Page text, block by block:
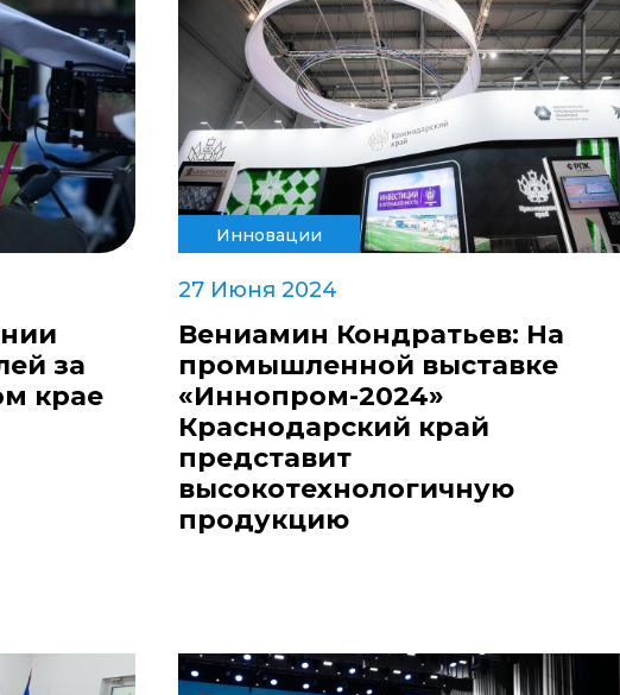
за
крае
Инновации
27 Июня 2024
Вениамин Кондратьев: На
промышленной выставке
«Иннопром-2024»
Краснодарский край
представит
высокотехнологичную
продукцию